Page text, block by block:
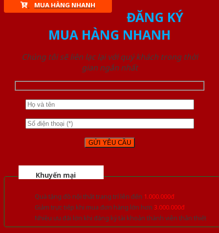
MUA HÀNG NHANH
ĐĂNG KÝ
MUA HÀNG NHANH
Chúng tôi sẽ liên lạc lại với quý khách trong thời
gian ngắn nhất
Khuyến mại
Quà tặng đồ nội thất trang trí lên đến 1.000.000đ
Giảm trực tiếp khi mua đơn hàng lớn hơn 3.000.000đ
Nhiều ưu đãi lớn khi đăng ký tài khoản thành viên thân thiết